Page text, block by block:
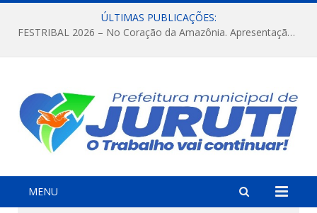
ÚLTIMAS PUBLICAÇÕES:
FESTRIBAL 2026 – No Coração da Amazônia. Apresentação da Munduruku.
MENU